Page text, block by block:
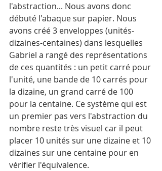
l'abstraction... Nous avons donc
débuté l'abaque sur papier. Nous
avons créé 3 enveloppes (unités-
dizaines-centaines) dans lesquelles
Gabriel a rangé des représentations
de ces quantités : un petit carré pour
l'unité, une bande de 10 carrés pour
la dizaine, un grand carré de 100
pour la centaine. Ce système qui est
un premier pas vers l'abstraction du
nombre reste très visuel car il peut
placer 10 unités sur une dizaine et 10
dizaines sur une centaine pour en
vérifier l'équivalence.